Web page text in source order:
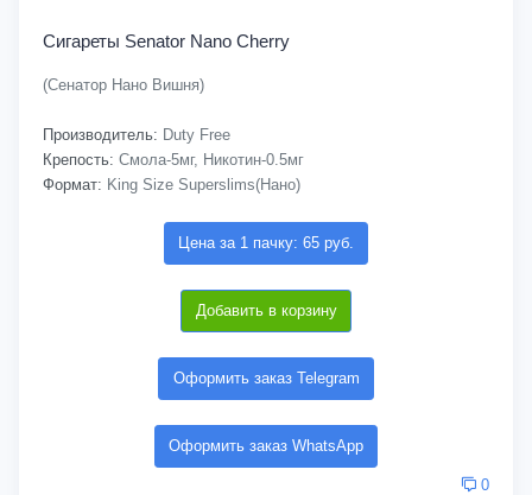
Сигареты Senator Nano Cherry
(Сенатор Нано Вишня)
Производитель: Duty Free
Крепость: Смола-5мг, Никотин-0.5мг
Формат: King Size Superslims(Нано)
Цена за 1 пачку: 65 руб.
Добавить в корзину
Оформить заказ Telegram
Оформить заказ WhatsApp
0